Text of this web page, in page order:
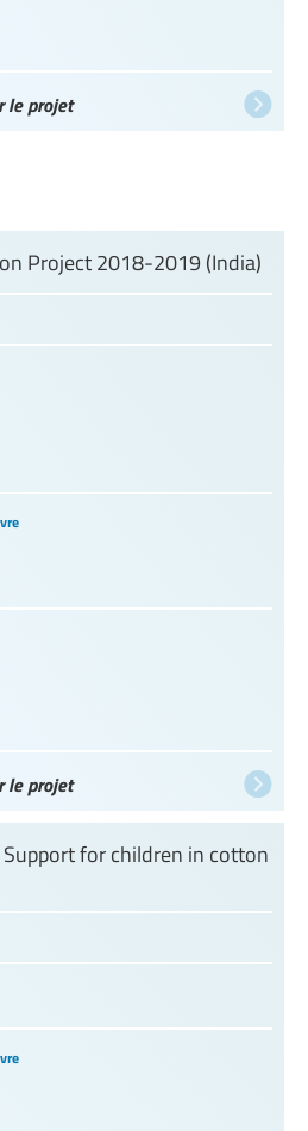
le projet
Project 2018-2019 (India)
le projet
Support for children in cotton